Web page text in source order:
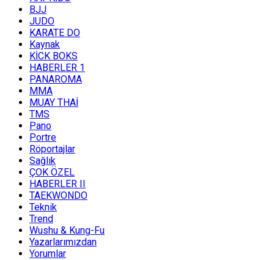
BJJ
JUDO
KARATE DO
Kaynak
KİCK BOKS
HABERLER 1
PANAROMA
MMA
MUAY THAİ
TMS
Pano
Portre
Röportajlar
Sağlık
ÇOK ÖZEL
HABERLER II
TAEKWONDO
Teknik
Trend
Wushu & Kung-Fu
Yazarlarımızdan
Yorumlar